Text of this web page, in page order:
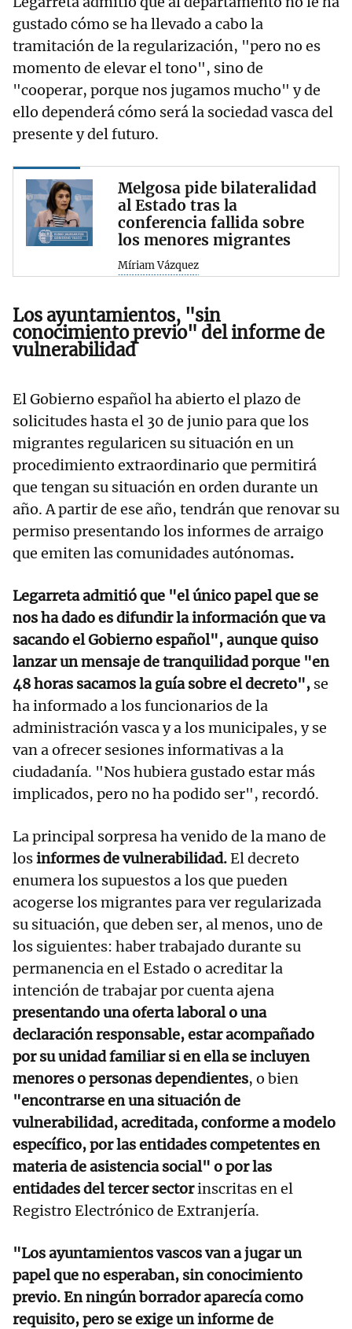
gustado cómo se ha llevado a cabo la
tramitación de la regularización, "pero no es
momento de elevar el tono", sino de
"cooperar, porque nos jugamos mucho" y de
ello dependerá cómo será la sociedad vasca del
presente y del futuro.
Melgosa pide bilateralidad
al Estado tras la
conferencia fallida sobre
los menores migrantes
Míriam Vázquez
Los ayuntamientos, "sin
conocimiento previo" del informe de
vulnerabilidad
El Gobierno español ha abierto el plazo de
solicitudes hasta el 30 de junio para que los
migrantes regularicen su situación en un
procedimiento extraordinario que permitirá
que tengan su situación en orden durante un
año. A partir de ese año, tendrán que renovar su
permiso presentando los informes de arraigo
que emiten las comunidades autónomas.
Legarreta admitió que "el único papel que se
nos ha dado es difundir la información que va
sacando el Gobierno español", aunque quiso
lanzar un mensaje de tranquilidad porque "en
48 horas sacamos la guía sobre el decreto", se
ha informado a los funcionarios de la
administración vasca y a los municipales, y se
van a ofrecer sesiones informativas a la
ciudadanía. "Nos hubiera gustado estar más
implicados, pero no ha podido ser", recordó.
La principal sorpresa ha venido de la mano de
losinformes de vulnerabilidad.El decreto
enumera los supuestos a los que pueden
acogerse los migrantes para ver regularizada
su situación, que deben ser, al menos, uno de
los siguientes: haber trabajado durante su
permanencia en el Estado o acreditar la
intención de trabajar por cuenta ajena
presentando una oferta laboral o una
declaración responsable, estar acompañado
por su unidad familiar si en ella se incluyen
menores o personas dependientes, o bien
"encontrarse en una situación de
vulnerabilidad, acreditada, conforme a modelo
específico, por las entidades competentes en
materia de asistencia social" o por las
entidades del tercer sectorinscritas en el
Registro Electrónico de Extranjería.
"Los ayuntamientos vascos van a jugar un
papel que no esperaban, sin conocimiento
previo. En ningún borrador aparecía como
requisito, pero se exige un informe de